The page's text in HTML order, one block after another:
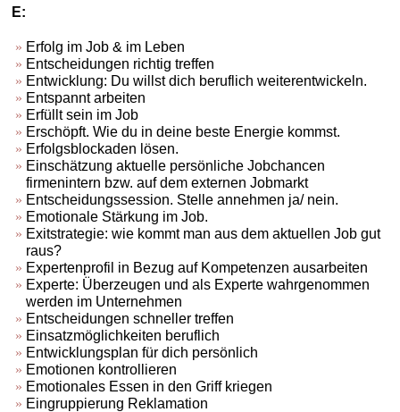
E:
Erfolg im Job & im Leben
Entscheidungen richtig treffen
Entwicklung: Du willst dich beruflich weiterentwickeln.
Entspannt arbeiten
Erfüllt sein im Job
Erschöpft. Wie du in deine beste Energie kommst.
Erfolgsblockaden lösen.
Einschätzung aktuelle persönliche Jobchancen
firmenintern bzw. auf dem externen Jobmarkt
Entscheidungssession. Stelle annehmen ja/ nein.
Emotionale Stärkung im Job.
Exitstrategie: wie kommt man aus dem aktuellen Job gut
raus?
Expertenprofil in Bezug auf Kompetenzen ausarbeiten
Experte: Überzeugen und als Experte wahrgenommen
werden im Unternehmen
Entscheidungen schneller treffen
Einsatzmöglichkeiten beruflich
Entwicklungsplan für dich persönlich
Emotionen kontrollieren
Emotionales Essen in den Griff kriegen
Eingruppierung Reklamation